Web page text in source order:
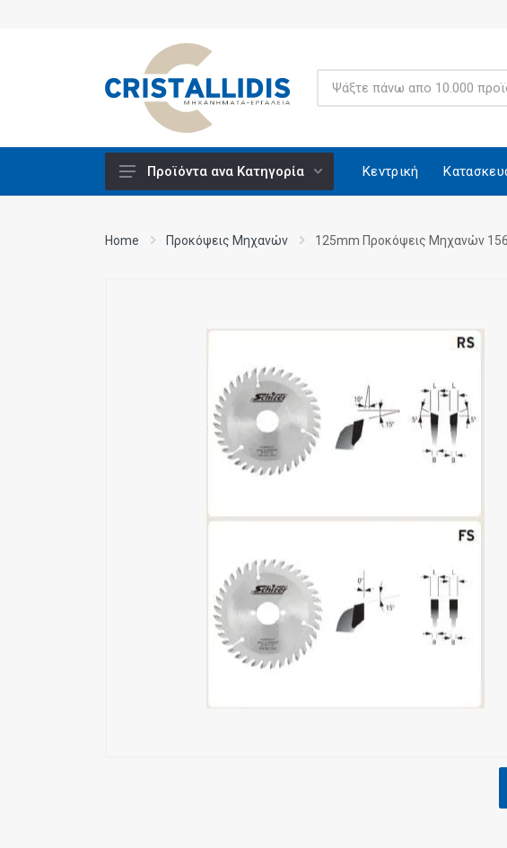
Εξαρτήματα - Υλικά Εργαλείων
Επαλειπτικά Κόλλας
Εργαλεία Αέρος
Εργαλεία Μπαταρίας
Εργαλεία Χειρός
Καρφωτικά Υλικά
Όργανα Μέτρησης
Προϊόντα ανα Κατηγορία Κεντρική
Home Προκόψεις Μηχανών 125mm Προκόψεις Μηχανών